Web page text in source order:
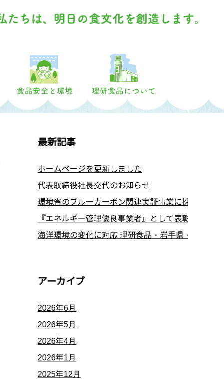
最新記事
ホームページを更新しました
代表取締役社長交代のお知らせ
環境省のブルーカーボン関連実証事業に採択されま
『エネルギー管理優良事業者』として表彰されまし
海洋環境の変化に対応 理研食品・岩手県・北里大
アーカイブ
2026年6月
2026年5月
2026年4月
2026年1月
2025年12月